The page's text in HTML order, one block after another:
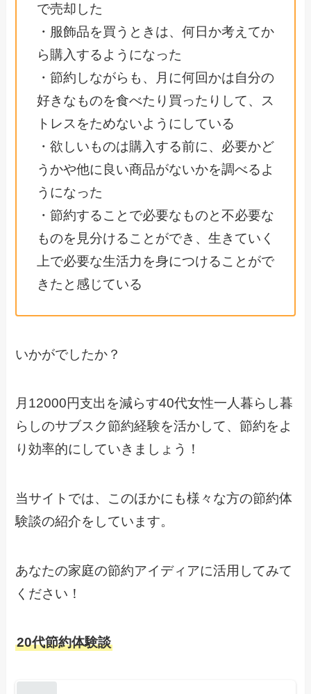
で売却した
・服飾品を買うときは、何日か考えてか
ら購入するようになった
・節約しながらも、月に何回かは自分の
好きなものを食べたり買ったりして、ス
トレスをためないようにしている
・欲しいものは購入する前に、必要かど
うかや他に良い商品がないかを調べるよ
うになった
・節約することで必要なものと不必要な
ものを見分けることができ、生きていく
上で必要な生活力を身につけることがで
きたと感じている
いかがでしたか？
月12000円支出を減らす40代女性一人暮らし暮
らしのサブスク節約経験を活かして、節約をよ
り効率的にしていきましょう！
当サイトでは、このほかにも様々な方の節約体
験談の紹介をしています。
あなたの家庭の節約アイディアに活用してみて
ください！
20代節約体験談